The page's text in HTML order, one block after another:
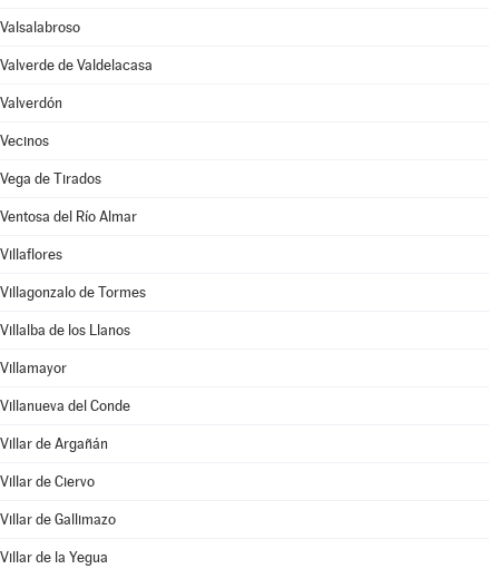
Valsalabroso
Valverde de Valdelacasa
Valverdón
Vecinos
Vega de Tirados
Ventosa del Río Almar
Villaflores
Villagonzalo de Tormes
Villalba de los Llanos
Villamayor
Villanueva del Conde
Villar de Argañán
Villar de Ciervo
Villar de Gallimazo
Villar de la Yegua